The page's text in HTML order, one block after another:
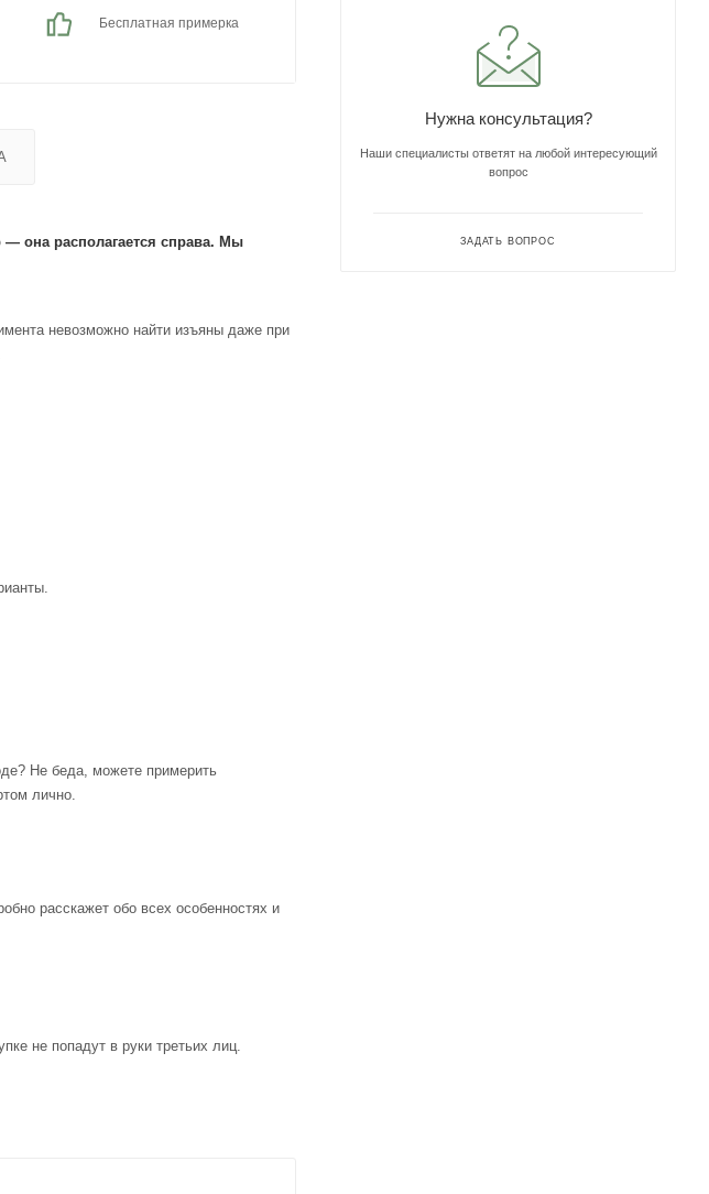
Бесплатная примерка
она располагается справа. Мы
невозможно найти изъяны даже при
Не беда, можете примерить
лично.
расскажет обо всех особенностях и
не попадут в руки третьих лиц.
Нужна консультация?
Наши специалисты ответят на любой интересующий
вопрос
ЗАДАТЬ ВОПРОС